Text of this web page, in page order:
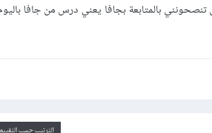
تنصحونني بالمتابعة بجافا يعني درس من جافا